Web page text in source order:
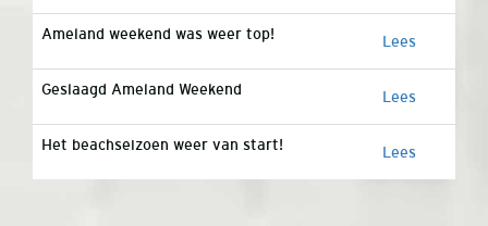
Ameland weekend was weer top! Lees
Geslaagd Ameland Weekend Lees
Het beachseizoen weer van start! Lees